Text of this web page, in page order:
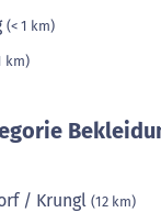
(< 1 km)
km)
/ Krungl (12 km)